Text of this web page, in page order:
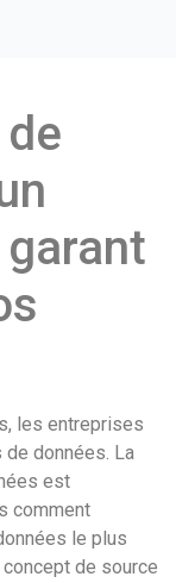
de
les entreprises
de données. La
est
comment
le plus
de source